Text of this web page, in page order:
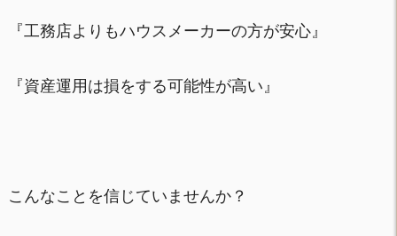
『工務店よりもハウスメーカーの方が安心』
『資産運用は損をする可能性が高い』
こんなことを信じていませんか？